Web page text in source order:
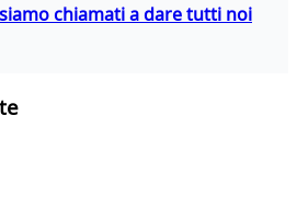
chiamati a dare tutti noi